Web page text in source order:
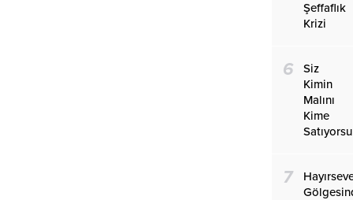
Şeffaflık
Krizi
6
Siz
Kimin
Malını
Kime
7